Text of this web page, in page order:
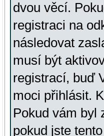
dvou věcí.
registraci na
následovat
musí být
registrací, buď
moci přihlásit.
Pokud vám byl
pokud jste